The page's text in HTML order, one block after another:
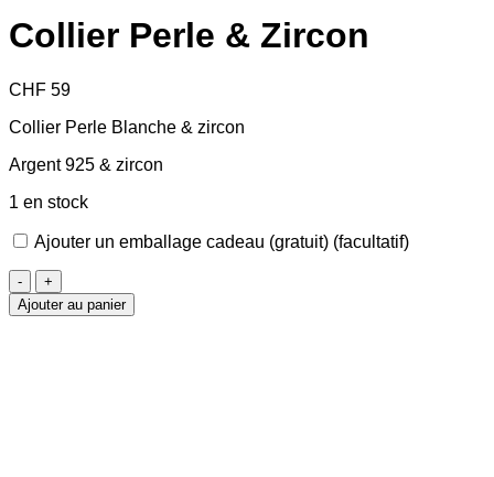
Collier Perle & Zircon
CHF 59
Collier Perle Blanche & zircon
Argent 925 & zircon
1 en stock
Ajouter un emballage cadeau (gratuit) (facultatif)
quantité
de
Collier
Ajouter au panier